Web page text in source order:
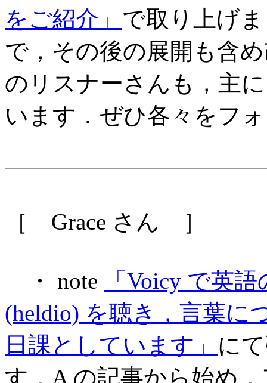
をご紹介」 で取り上げ
で，その後の展開も含
のリスナーさんも，主
います．ぜひ各々をフ
［ Grace さん ］
・ note
「Voicy で英
(heldio) を聴き，言葉に
日課としています」 に
す．A の記事から始め